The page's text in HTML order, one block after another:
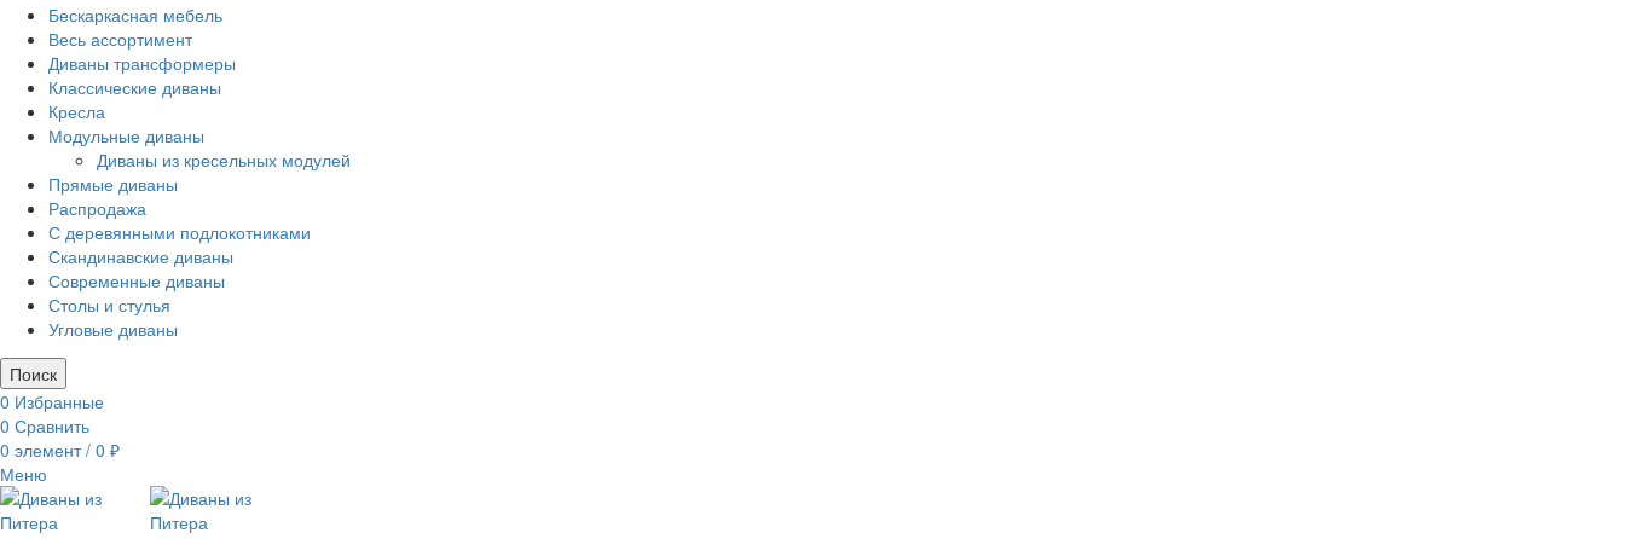
Бескаркасная мебель
Весь ассортимент
Диваны трансформеры
Классические диваны
Кресла
Модульные диваны
Диваны из кресельных модулей
Прямые диваны
Распродажа
С деревянными подлокотниками
Скандинавские диваны
Современные диваны
Столы и стулья
Угловые диваны
Поиск
0 Избранные
0 Сравнить
0 элемент / 0 ₽
Меню